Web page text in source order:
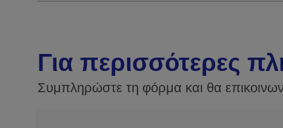
Για περισσότερες
Συμπληρώστε τη φόρμα και θα